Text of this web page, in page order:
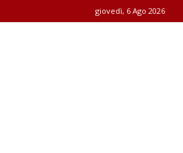
giovedì, 6 Ago 2026